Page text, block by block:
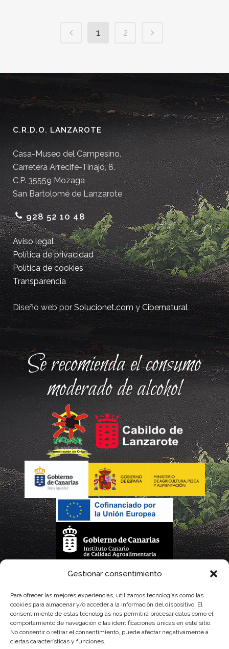
Gestionar consentimiento
Para ofrecer las mejores experiencias, utilizamos tecnologías como las
cookies para almacenar y/o acceder a la información del dispositivo. El
consentimiento de estas tecnologías nos permitirá procesar datos como el
comportamiento de navegación o las identificaciones únicas en este sitio.
No consentir o retirar el consentimiento, puede afectar negativamente a
ciertas características y funciones.
1 2
C.R.D.O. LANZAROTE
Casa-Museo del Campesino.
Carretera Arrecife-Tinajo, 8.
C.P. 35559 Mozaga
San Bartolomé de Lanzarote
928 52 10 48
Aviso legal
Política de privacidad
Política de cookies
Transparencia
Diseño web porSolucionet.comyCibernatural
Se recomienda el consumo
moderado de alcohol
La gestión de la DOP Lanzarote realizada por este Consejo Regulador es financiada,
con fondos provenientes del presupuesto de gastos del Instituto Canario de
Calidad Agroalimentaria